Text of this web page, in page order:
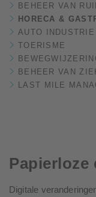
BEHEER VAN
HORECA &
AUTO INDUSTRIE
TOERISME
BEHEER VAN
LAST MILE
Papierloze
Digitale